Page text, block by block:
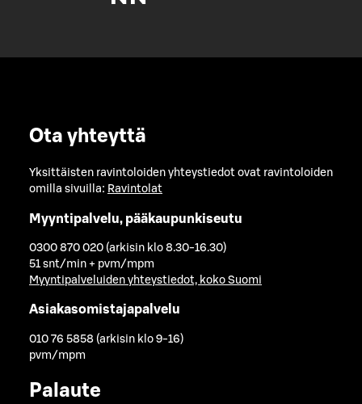
Ota yhteyttä
Yksittäisten ravintoloiden yhteystiedot ovat ravintoloiden
omilla sivuilla: Ravintolat
Myyntipalvelu, pääkaupunkiseutu
0300 870 020 (arkisin klo 8.30-16.30)
51 snt/min + pvm/mpm
Myyntipalveluiden yhteystiedot, koko Suomi
Asiakasomistajapalvelu
010 76 5858 (arkisin klo 9-16)
pvm/mpm
Palaute